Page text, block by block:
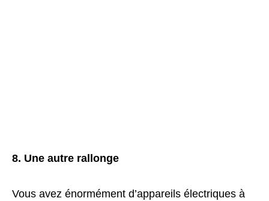
8. Une autre rallonge
Vous avez énormément d’appareils électriques à